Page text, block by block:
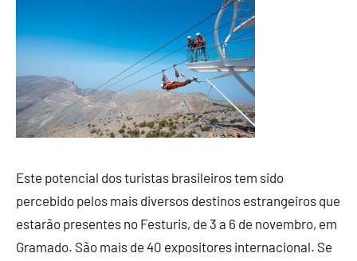
Este potencial dos turistas brasileiros tem sido
percebido pelos mais diversos destinos estrangeiros que
estarão presentes no Festuris, de 3 a 6 de novembro, em
Gramado. São mais de 40 expositores internacional. Se